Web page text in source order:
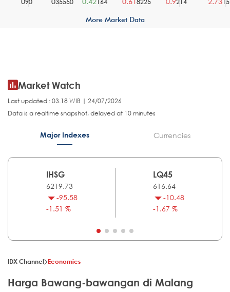
More Market Data
Market Watch
Last updated : 03.18 WIB | 24/07/2026
Data is a realtime snapshot, delayed at 10 minutes
Major Indexes Currencies
IHSG
6219.73
-95.58
-1.51 %
LQ45
616.64
-10.48
-1.67 %
IDX Channel Economics
Harga Bawang-bawangan di Malang